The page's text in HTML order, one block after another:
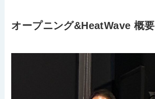
オープニング&HeatWave 概要